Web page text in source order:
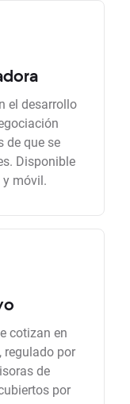
el desarrollo
de que se
Disponible
y móvil.
cotizan en
regulado por
de
por